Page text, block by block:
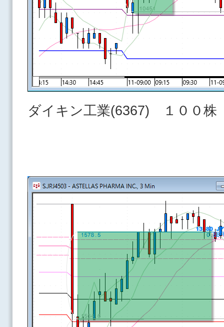
ダイキン工業(6367) １００